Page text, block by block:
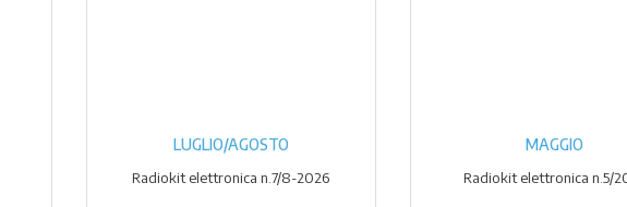
LUGLIO/AGOSTO
Radiokit elettronica n.7/8-2026
MAGGIO
Radiokit elettronica n.5/